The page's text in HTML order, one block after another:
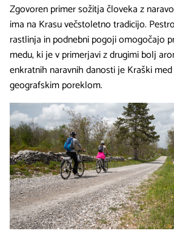
Zgovoren primer sožitja človeka z
ima na Krasu večstoletno tradicijo.
rastlinja in podnebni pogoji omogočajo
medu, ki je v primerjavi z drugimi bolj
enkratnih naravnih danosti je Kraški
geografskim poreklom.